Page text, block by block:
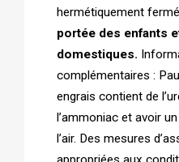
hermétiquement
portée des enfants
domestiques.
complémentaires :
engrais contient de
l’ammoniac et avoir
l’air. Des mesures